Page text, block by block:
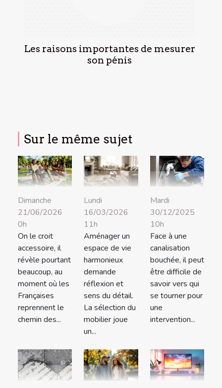
Les raisons importantes de mesurer
son pénis
Sur le même sujet
Dimanche
21/06/2026
0h
On le croit
accessoire, il
révèle pourtant
beaucoup, au
moment où les
Françaises
reprennent le
chemin des...
Lundi
16/03/2026
11h
Aménager un
espace de vie
harmonieux
demande
réflexion et
sens du détail.
La sélection du
mobilier joue
un...
Mardi
30/12/2025
10h
Face à une
canalisation
bouchée, il peut
être difficile de
savoir vers qui
se tourner pour
une
intervention...